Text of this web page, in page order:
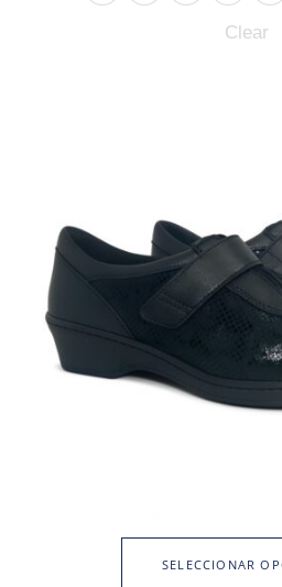
Clear
SELECCIONAR